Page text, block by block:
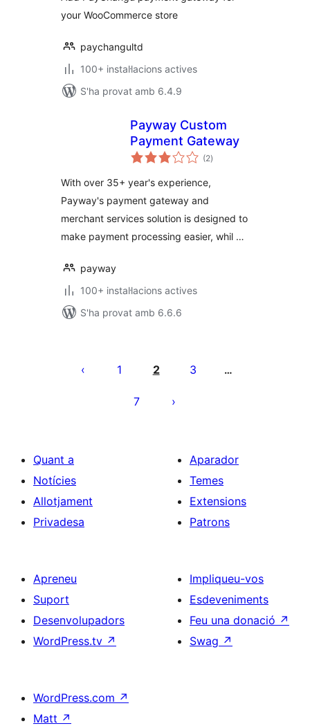
your WooCommerce store
paychangultd
100+ instal·lacions actives
S'ha provat amb 6.4.9
Payway Custom
Payment Gateway
(2puntuacions
totals
)
With over 35+ year's experience,
Payway's payment gateway and
merchant services solution is designed to
make payment processing easier, whil …
payway
100+ instal·lacions actives
S'ha provat amb 6.6.6
1 2 3 …
7
Quant a
Notícies
Allotjament
Privadesa
Aparador
Temes
Extensions
Patrons
Apreneu
Suport
Desenvolupadors
WordPress.tv ↗
Impliqueu-vos
Esdeveniments
Feu una donació ↗
Swag ↗
WordPress.com ↗
Matt ↗